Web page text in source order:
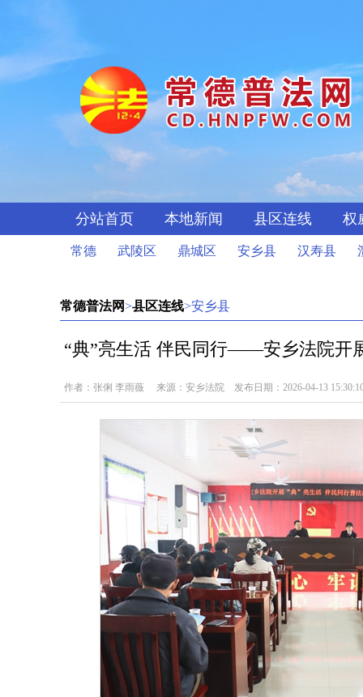
分站首页 本地新闻 县区连线 权
常德 武陵区 鼎城区 安乡县 汉寿县
常德普法网>县区连线>安乡县
“典”亮生活 伴民同行——安乡法院开
作者：张俐 李雨薇 来源：安乡法院 发布日期：2026-04-13